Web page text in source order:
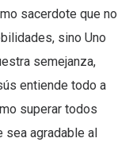
sacerdote que no
sino Uno
semejanza,
entiende todo a
superar todos
sea agradable al